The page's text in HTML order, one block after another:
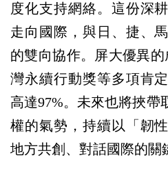
度化支持網絡。這份深
走向國際，與日、捷、
的雙向協作。屏大優異
灣永續行動獎等多項肯
高達97%。未來也將挾帶
權的氣勢，持續以「韌
地方共創、對話國際的關